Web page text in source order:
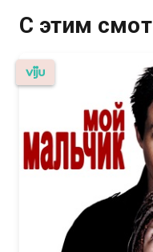
С этим